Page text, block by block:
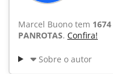
Marcel Buono tem 1674
PANROTAS. Confira!
Sobre o autor